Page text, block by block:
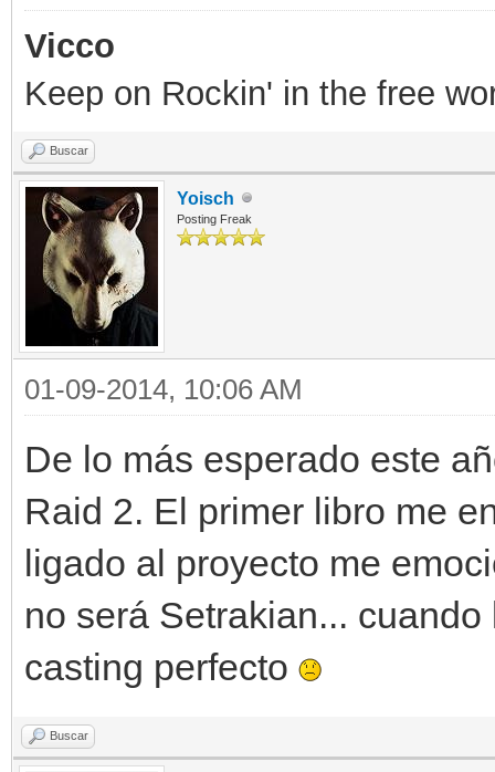
Vicco
Keep on Rockin' in the free
Buscar
Yoisch
Posting Freak
01-09-2014, 10:06 AM
De lo más esperado este
Raid 2. El primer libro me
ligado al proyecto me
no será Setrakian...
casting perfecto
Buscar